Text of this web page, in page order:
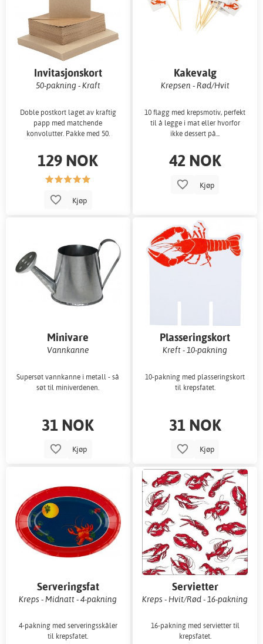
Invitasjonskort
50-pakning - Kraft
Doble postkort laget av kraftig
papp med matchende
konvolutter. Pakke med 50.
129 NOK
Kjøp
Kakevalg
Krepsen - Rød/Hvit
10 flagg med krepsmotiv, perfekt
til å legge i mat eller hvorfor
ikke dessert på...
42 NOK
Kjøp
Minivare
Vannkanne
Supersøt vannkanne i metall - så
søt til miniverdenen.
31 NOK
Kjøp
Plasseringskort
Kreft - 10-pakning
10-pakning med plasseringskort
til krepsfatet.
31 NOK
Kjøp
Serveringsfat
Kreps - Midnatt - 4-pakning
4-pakning med serveringsskåler
til krepsfatet.
Servietter
Kreps - Hvit/Rød - 16-pakning
16-pakning med servietter til
krepsfatet.